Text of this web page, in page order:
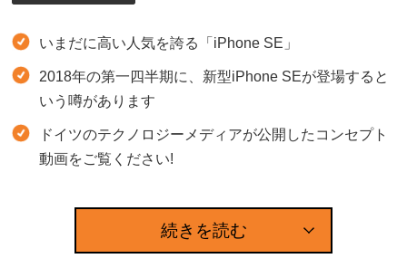
いまだに高い人気を誇る「iPhone SE」
2018年の第一四半期に、新型iPhone SEが登場すると
いう噂があります
ドイツのテクノロジーメディアが公開したコンセプト
動画をご覧ください!
続きを読む